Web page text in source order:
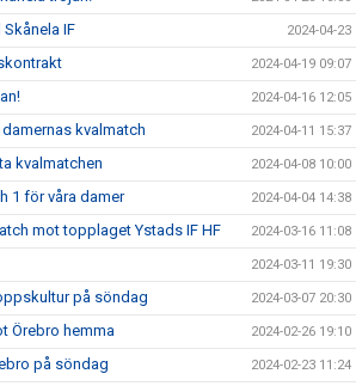
IF 2024-04-23
2024-04-19 09:07
2024-04-16 12:05
kvalmatch 2024-04-11 15:37
kvalmatchen 2024-04-08 10:00
1 för våra damer 2024-04-04 14:38
mot topplaget Ystads IF HF 2024-03-16 11:08
2024-03-11 19:30
på söndag 2024-03-07 20:30
Örebro hemma 2024-02-26 19:10
på söndag 2024-02-23 11:24